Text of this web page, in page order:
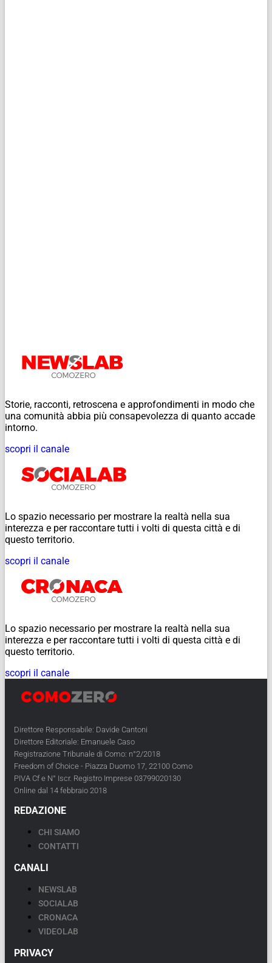
Storie, racconti, retroscena e approfondimenti in modo che
una comunità abbia più consapevolezza di quanto accade
intorno.
scopri il canale
Lo spazio necessario per mostrare la realtà nella sua
interezza e per raccontare tutti i volti di questa città e di
questo territorio.
scopri il canale
Lo spazio necessario per mostrare la realtà nella sua
interezza e per raccontare tutti i volti di questa città e di
questo territorio.
scopri il canale
Direttore Responsabile: Davide Cantoni
Direttore Editoriale: Emanuele Caso
Registrazione Tribunale di Como: n°2/2018
Freedom of Choice - Piazza Duomo 17, 22100 Como
PIVA Cf e N° Iscr. Registro Imprese 03799020130
Online dal 14 febbraio 2018
REDAZIONE
CHI SIAMO
CONTATTI
CANALI
NEWSLAB
SOCIALAB
CRONACA
VIDEOLAB
PRIVACY